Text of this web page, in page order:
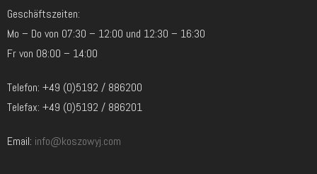
Geschäftszeiten:
Mo – Do von 07:30 – 12:00 und 12:30 – 16:30
Fr von 08:00 – 14:00
Telefon: +49 (0)5192 / 886200
Telefax: +49 (0)5192 / 886201
Email: info@koszowyj.com